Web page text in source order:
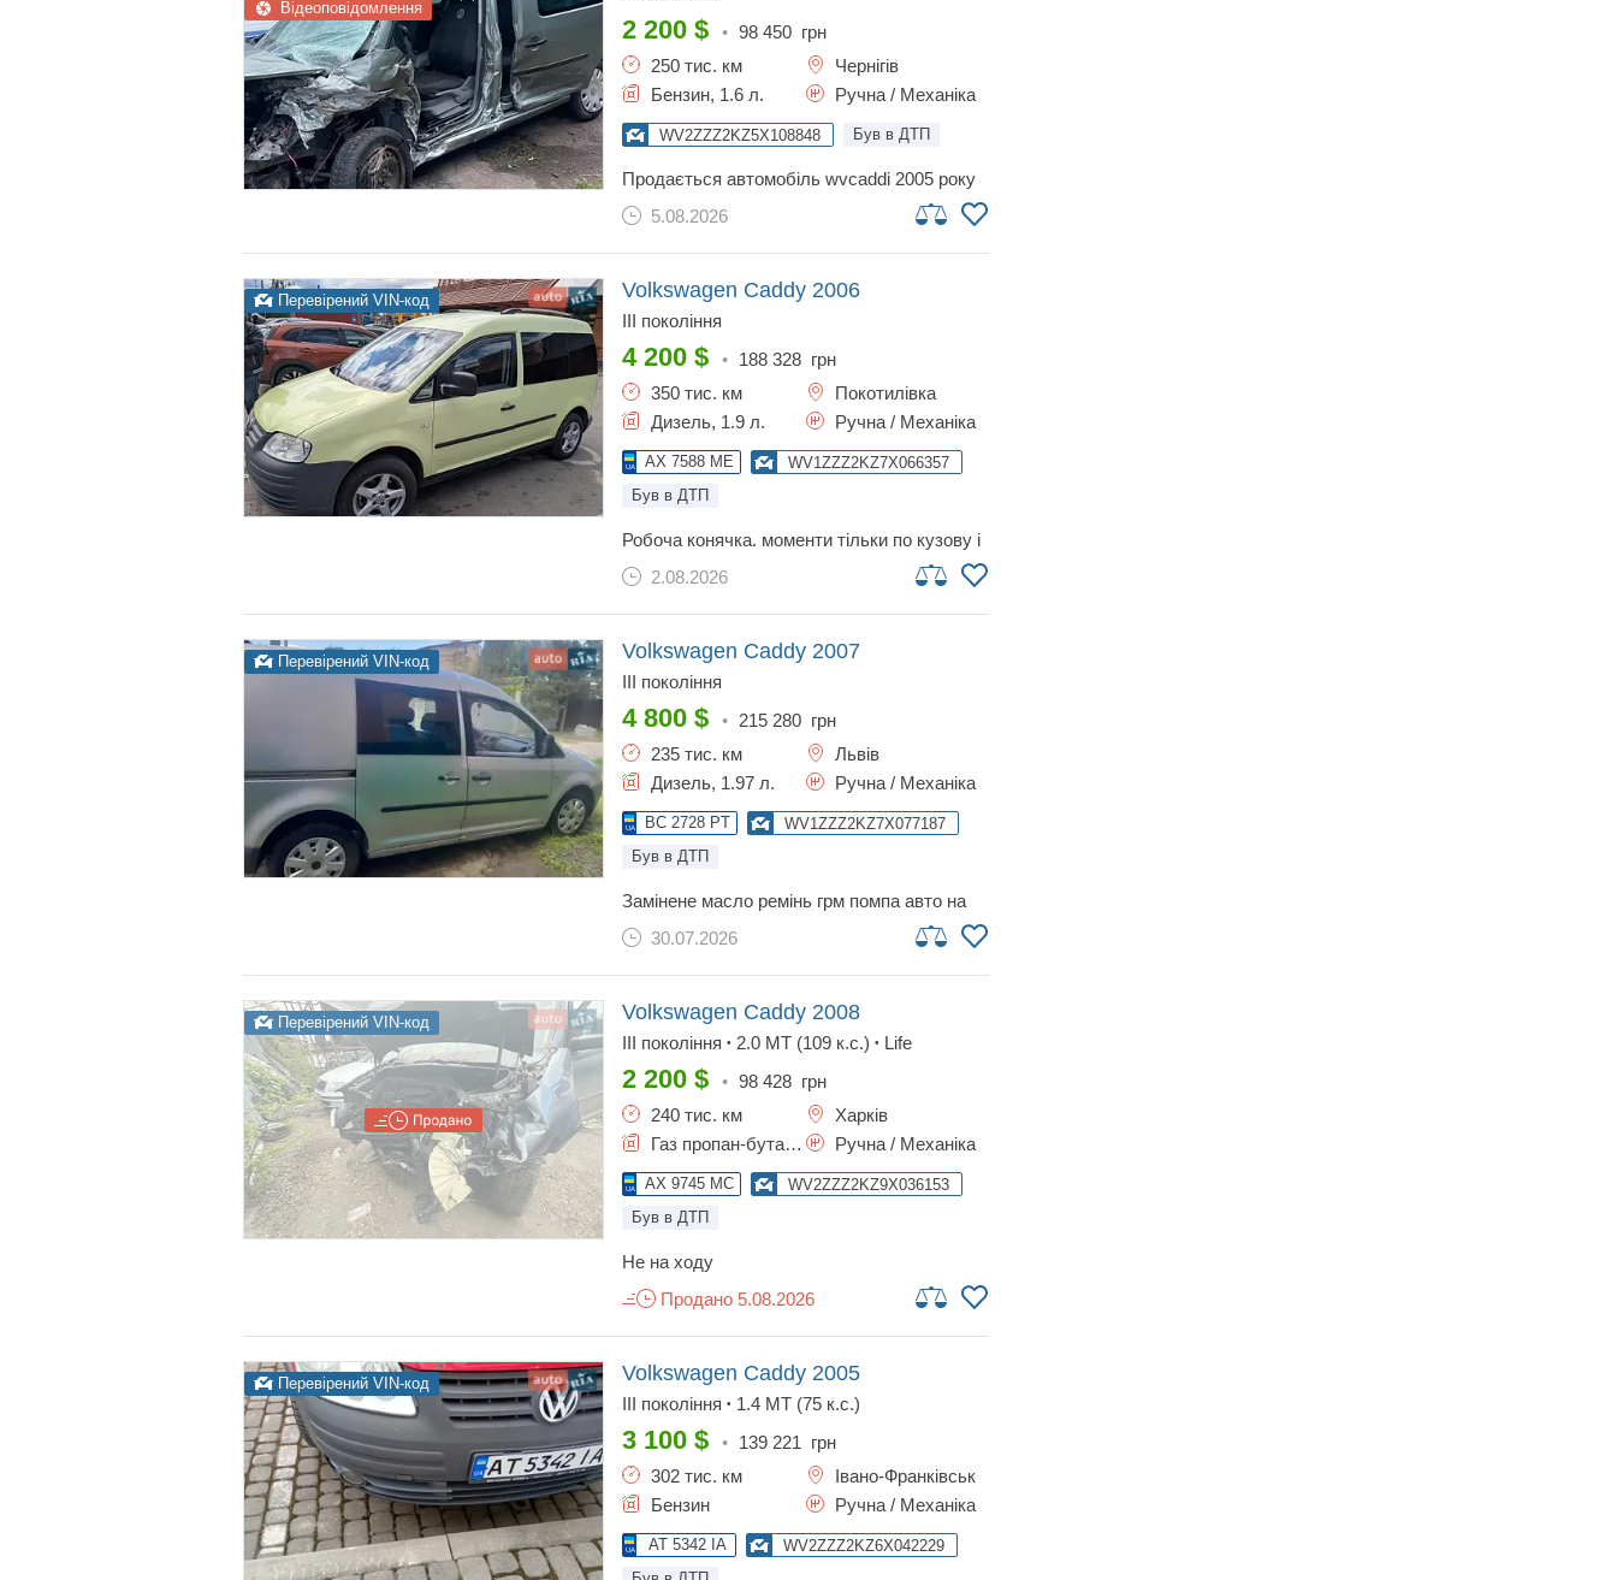
Відеоповідомлення
2 200 $ • 98 450 грн
250 тис. км
Чернігів
Бензин, 1.6 л.
Ручна / Механіка
WV2ZZZ2KZ5X108848 Був в ДТП
продається автомобіль wvcaddi 2005 року
5.08.2026
Перевірений VIN-код Volkswagen Caddy 2006
III покоління
4 200 $ • 188 328 грн
350 тис. км
Покотилівка
Дизель, 1.9 л.
Ручна / Механіка
AX 7588 ME
WV1ZZZ2KZ7X066357
Був в ДТП
робоча конячка. моменти тільки по кузову і
подивитись кондиціонер (немає часу).
1.9тди. масло не бере взагалі! їсть 7 у
ходовою стежив для себе, не економив,
замінив навіть ресори. документи в порядку.
по салону нюансы і кузов, звідси i ціна. торг
біля капоту. перекупи і сторонні ресурси
йдуть за кораблем
2.08.2026
Перевірений VIN-код Volkswagen Caddy 2007
III покоління
4 800 $ • 215 280 грн
235 тис. км
Львів
Дизель, 1.97 л.
Ручна / Механіка
BC 2728 PT
WV1ZZZ2KZ7X077187
Був в ДТП
замінене масло ремінь грм помпа авто на
ходу!потрібна заміна передніх стійок та
пружин!не працює 5 передача та ручнік!
30.07.2026
Перевірений VIN-код Volkswagen Caddy 2008
III покоління • 2.0 MT (109 к.с.) • Life
2 200 $ • 98 428 грн
240 тис. км
Харків
Газ пропан-бутан / Бензин, 1.98 л.
Ручна / Механіка
AX 9745 MC
WV2ZZZ2KZ9X036153
Був в ДТП
не на ходу
Продано 5.08.2026
Перевірений VIN-код Volkswagen Caddy 2005
III покоління • 1.4 MT (75 к.с.)
3 100 $ • 139 221 грн
302 тис. км
Івано-Франківськ
Бензин
Ручна / Механіка
AT 5342 IA
WV2ZZZ2KZ6X042229